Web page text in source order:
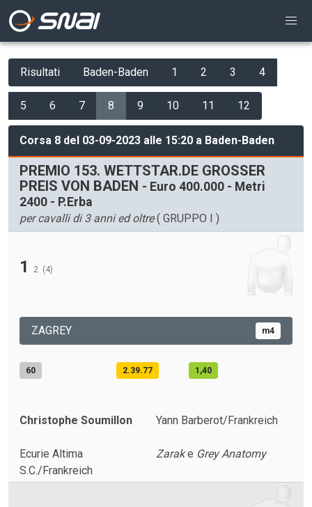
Risultati Baden-Baden 1 2 3 4
5 6 7 8 9 10 11 12
Corsa 8 del 03-09-2023 alle 15:20 a Baden-Baden
PREMIO 153. WETTSTAR.DE GROSSER
PREIS VON BADEN - Euro 400.000 - Metri
2400 - P.Erba
per cavalli di 3 anni ed oltre( GRUPPO I )
1 2 (4)
ZAGREY m4
60 2.39.77 1,40
Christophe Soumillon Yann Barberot/Frankreich
Ecurie Altima
S.C./Frankreich
Zarake Grey Anatomy